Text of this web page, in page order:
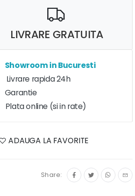
LIVRARE GRATUITA
Showroom in Bucuresti
Livrare rapida 24h
Garantie
Plata online (si in rate)
ADAUGA LA FAVORITE
Share: